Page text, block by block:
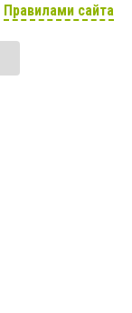
Правилами сайта